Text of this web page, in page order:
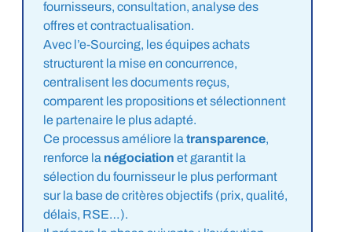
fournisseurs, consultation, analyse des
offres et contractualisation.
Avec l’e-Sourcing, les équipes achats
structurent la mise en concurrence,
centralisent les documents reçus,
comparent les propositions et sélectionnent
le partenaire le plus adapté.
Ce processus améliore la transparence,
renforce la négociation et garantit la
sélection du fournisseur le plus performant
sur la base de critères objectifs (prix, qualité,
délais, RSE…).